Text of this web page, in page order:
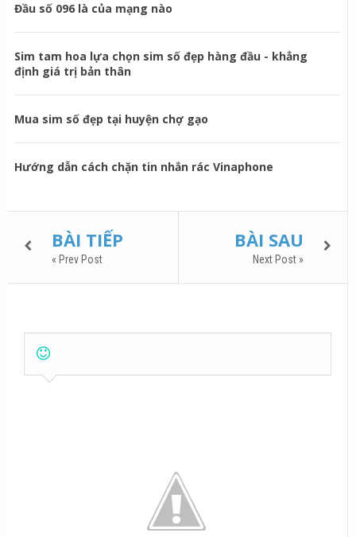
Đầu số 096 là của mạng nào
Sim tam hoa lựa chọn sim số đẹp hàng đầu - khẳng
định giá trị bản thân
Mua sim số đẹp tại huyện chợ gạo
Hướng dẫn cách chặn tin nhắn rác Vinaphone
BÀI TIẾP
« Prev Post
BÀI SAU
Next Post »